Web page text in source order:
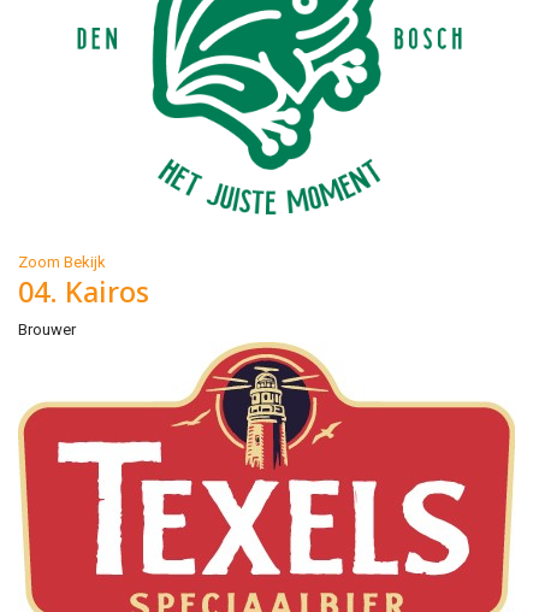
Zoom Bekijk
04. Kairos
Brouwer